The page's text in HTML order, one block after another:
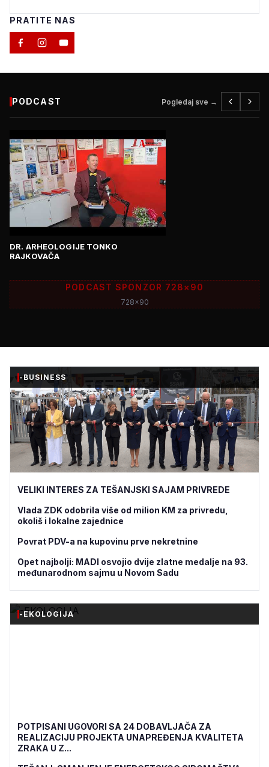
PRATITE NAS
PODCAST Pogledaj sve →
DR. ARHEOLOGIJE TONKO
RAJKOVAČA
PODCAST SPONZOR 728×90
728x90
-BUSINESS
VELIKI INTERES ZA TEŠANJSKI SAJAM PRIVREDE
Vlada ZDK odobrila više od milion KM za privredu,
okoliš i lokalne zajednice
Povrat PDV-a na kupovinu prve nekretnine
Opet najbolji: MADI osvojio dvije zlatne medalje na 93.
međunarodnom sajmu u Novom Sadu
-EKOLOGIJA
POTPISANI UGOVORI SA 24 DOBAVLJAČA ZA
REALIZACIJU PROJEKTA UNAPREĐENJA KVALITETA
ZRAKA U Z...